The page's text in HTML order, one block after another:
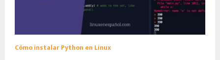
Cómo instalar Python en Linux